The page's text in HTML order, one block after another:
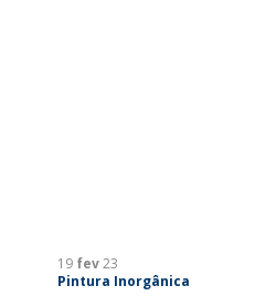
19 fev23
Pintura Inorgânica